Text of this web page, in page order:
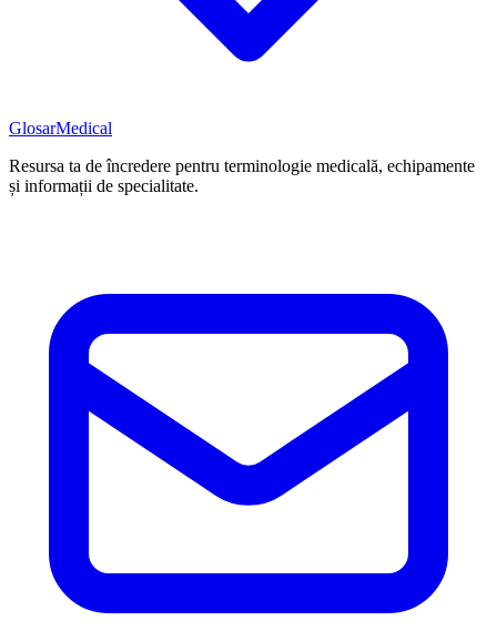
GlosarMedical
Resursa ta de încredere pentru terminologie medicală, echipamente
și informații de specialitate.